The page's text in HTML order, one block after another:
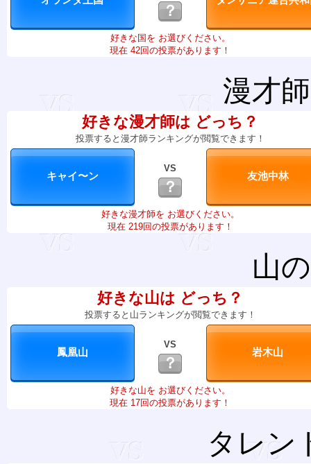
？
好きな国を お選びください。
現在 42回の投票があります！
漫才
好きな漫才師は どっち？
投票すると漫才師ランキングが閲覧できます！
VS
？
好きな漫才師を お選びください。
現在 219回の投票があります！
山
好きな山は どっち？
投票すると山ランキングが閲覧できます！
VS
？
好きな山を お選びください。
現在 17回の投票があります！
タレン